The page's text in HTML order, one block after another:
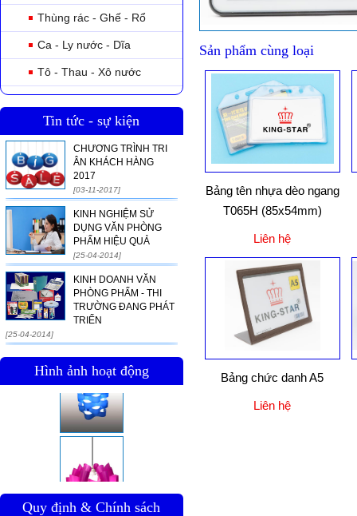
Thùng rác - Ghế - Rổ
Ca - Ly nước - Dĩa
Tô - Thau - Xô nước
Tin tức - sự kiện
CHƯƠNG TRÌNH TRI
ÂN KHÁCH HÀNG
2017
[03-11-2017]
KINH NGHIỆM SỬ
DỤNG VĂN PHÒNG
PHẨM HIỆU QUẢ
[25-04-2014]
KINH DOANH VĂN
PHÒNG PHẨM - THI
TRƯỜNG ĐANG PHÁT
TRIỂN
[25-04-2014]
Hình ảnh hoạt động
Quy định & Chính sách
Sản phẩm cùng loại
Bảng tên nhựa dèo ngang
T065H (85x54mm)
Liên hệ
Bảng chức danh A5
Liên hệ